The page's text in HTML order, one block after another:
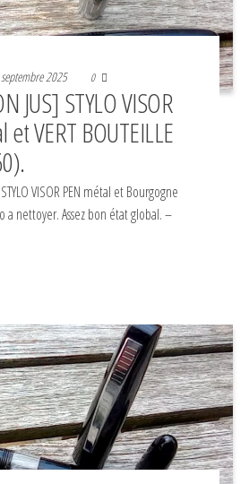
2025 0
JUS] STYLO VISOR
et VERT BOUTEILLE
VISOR PEN métal et Bourgogne
a nettoyer. Assez bon état global. –